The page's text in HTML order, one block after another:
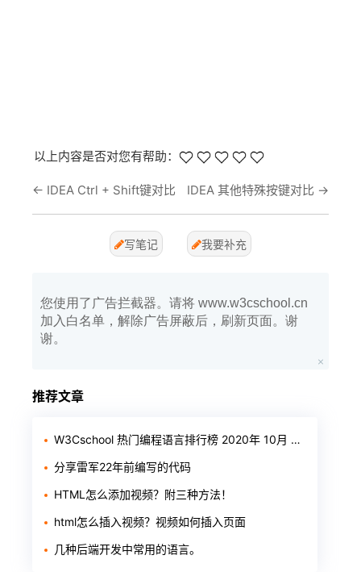
以上内容是否对您有帮助：
← IDEA Ctrl + Shift键对比 IDEA 其他特殊按键对比 →
写笔记 我要补充
您使用了广告拦截器。请将 www.w3cschool.cn
加入白名单，解除广告屏蔽后，刷新页面。谢
谢。
推荐文章
W3Cschool 热门编程语言排行榜 2020年 10月 TOP10
分享雷军22年前编写的代码
HTML怎么添加视频？附三种方法！
html怎么插入视频？视频如何插入页面
几种后端开发中常用的语言。